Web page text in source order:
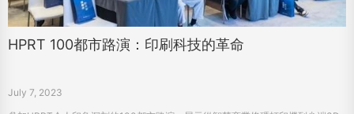
HPRT 100都市路演：印刷科技的革命
July 7, 2023